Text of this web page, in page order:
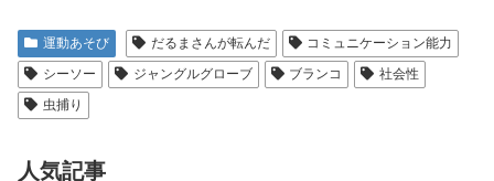
運動あそび だるまさんが転んだ
コミュニケーション能力
シーソー
ジャングルグローブ ブランコ
社会性
虫捕り
人気記事